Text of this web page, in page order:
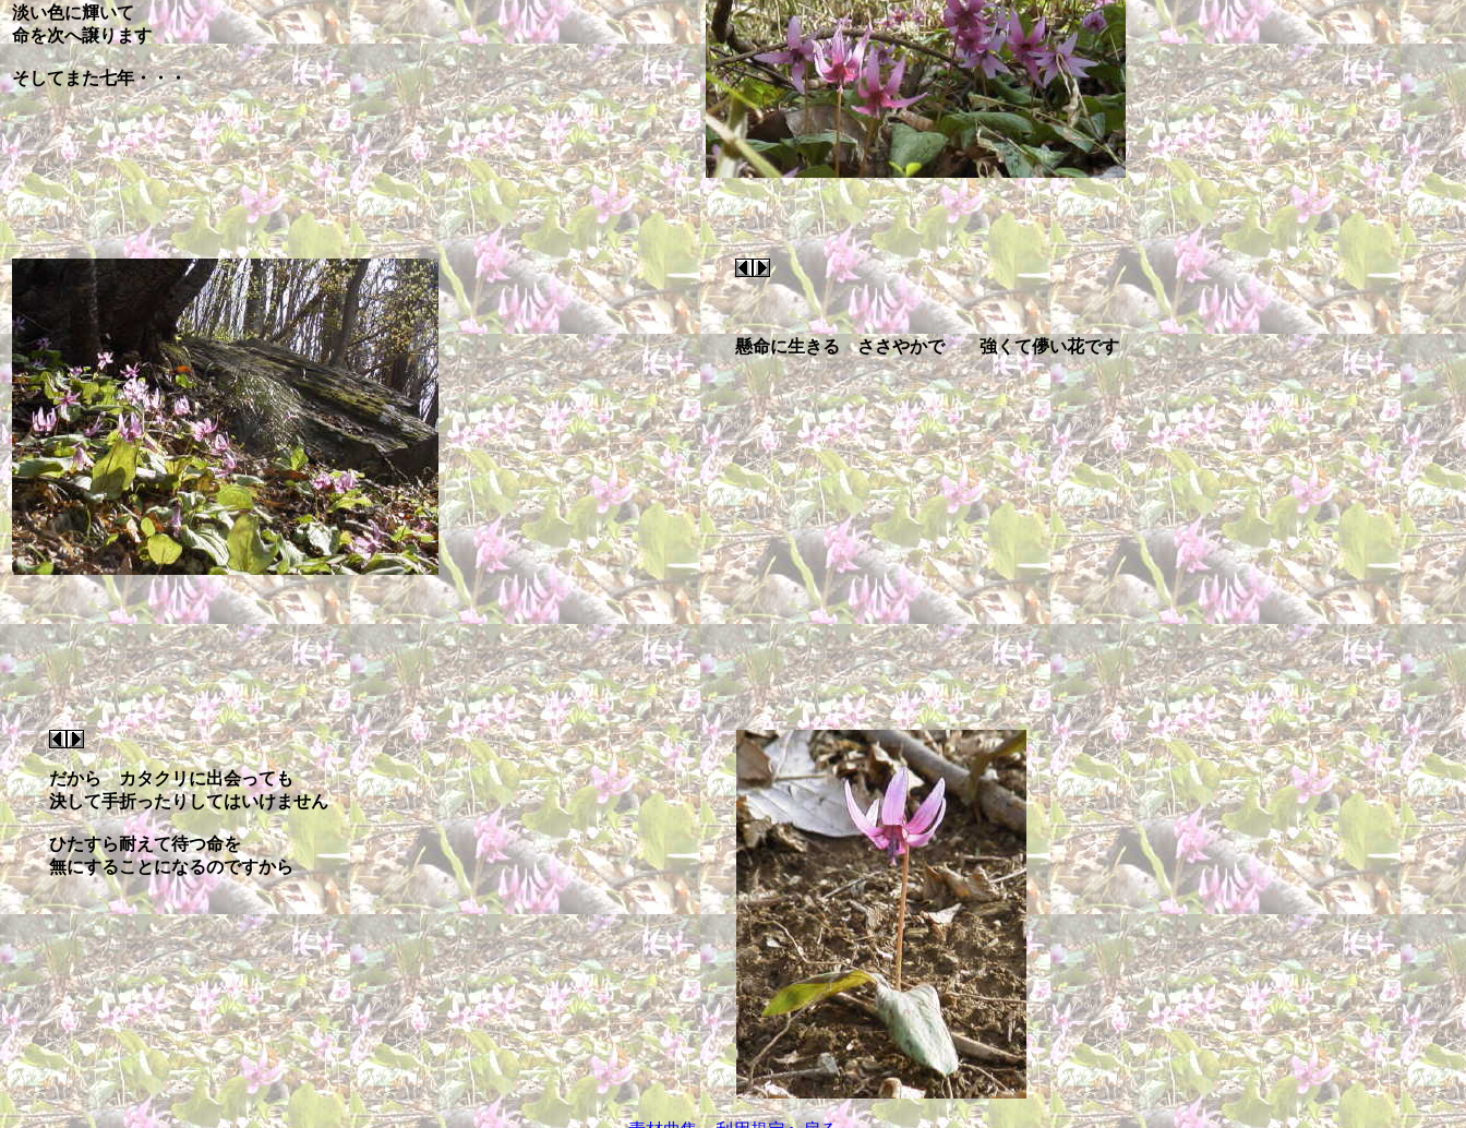
淡い色に輝いて
命を次へ譲ります
そしてまた七年・・・
懸命に生きる ささやかで 強くて儚い花です
だから カタクリに出会っても
決して手折ったりしてはいけません
ひたすら耐えて待つ命を
無にすることになるのですから